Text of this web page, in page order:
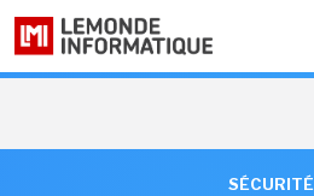
SÉCURITÉ